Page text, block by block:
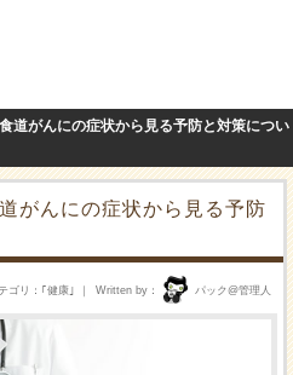
道がんにの症状から見る予防と対策につい
がんにの症状から見る予防
Written by パック@管理人
ゴリ ｢健康 ｣